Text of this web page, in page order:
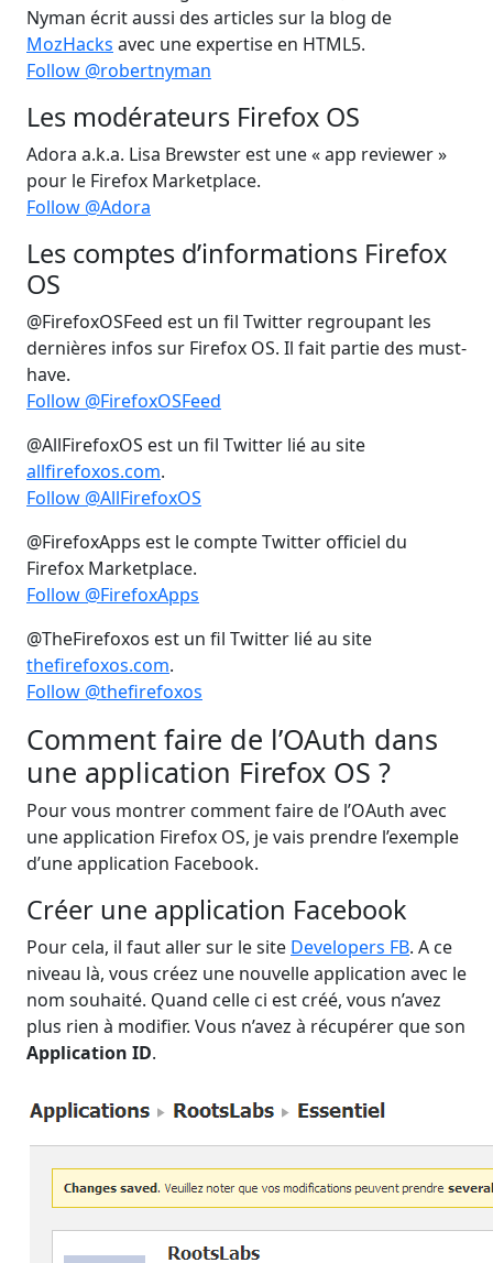
Nyman écrit aussi des articles sur la blog de
MozHacks avec une expertise en HTML5.
Follow @robertnyman
Les modérateurs Firefox OS
Adora a.k.a. Lisa Brewster est une « app reviewer »
pour le Firefox Marketplace.
Follow @Adora
Les comptes d’informations Firefox
OS
@FirefoxOSFeed est un fil Twitter regroupant les
dernières infos sur Firefox OS. Il fait partie des must-
have.
Follow @FirefoxOSFeed
@AllFirefoxOS est un fil Twitter lié au site
allfirefoxos.com.
Follow @AllFirefoxOS
@FirefoxApps est le compte Twitter officiel du
Firefox Marketplace.
Follow @FirefoxApps
@TheFirefoxos est un fil Twitter lié au site
thefirefoxos.com.
Follow @thefirefoxos
Comment faire de l’OAuth dans
une application Firefox OS ?
Pour vous montrer comment faire de l’OAuth avec
une application Firefox OS, je vais prendre l’exemple
d’une application Facebook.
Créer une application Facebook
Pour cela, il faut aller sur le site Developers FB. A ce
niveau là, vous créez une nouvelle application avec le
nom souhaité. Quand celle ci est créé, vous n’avez
plus rien à modifier. Vous n’avez à récupérer que son
Application ID.